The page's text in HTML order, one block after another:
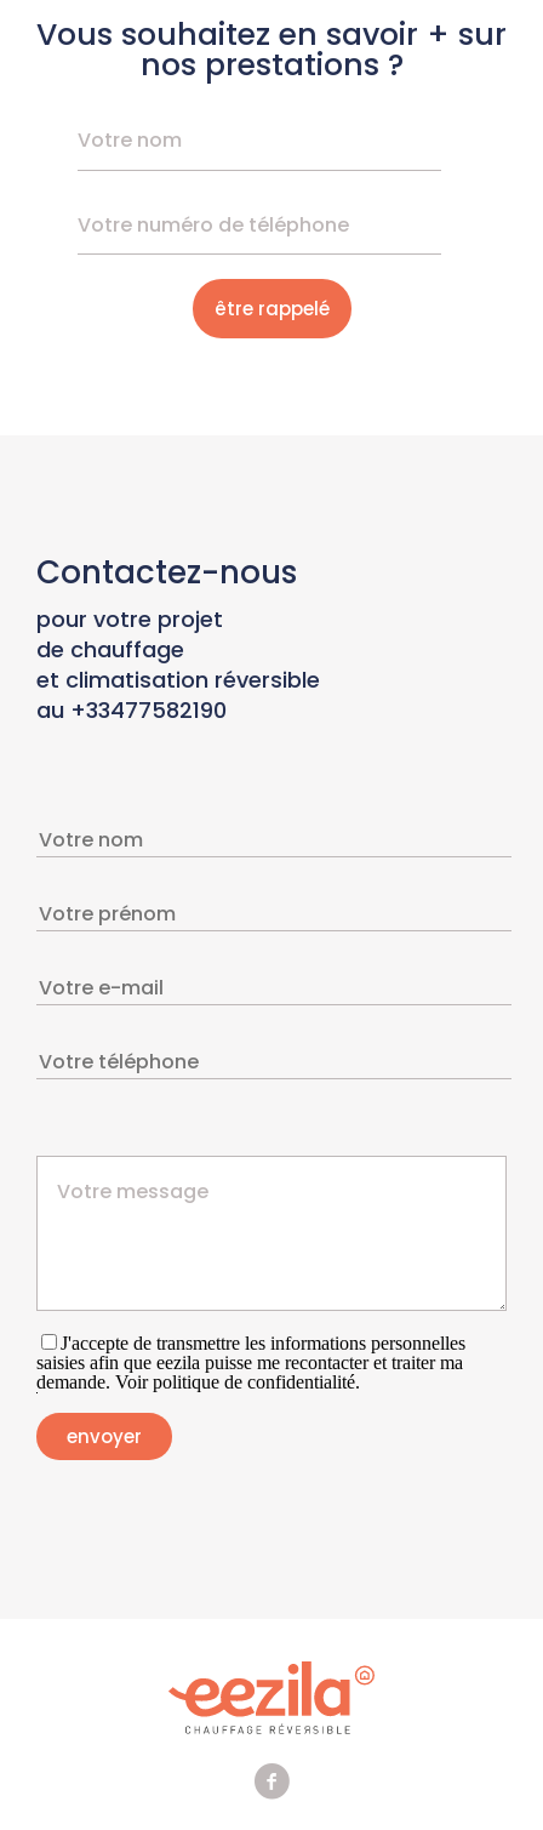
Vous souhaitez en savoir + sur
nos prestations ?
Contactez-nous
pour votre projet
de chauffage
et climatisation réversible
au +33477582190
J'accepte de transmettre les informations personnelles
saisies afin que eezila puisse me recontacter et traiter ma
demande. Voir politique de confidentialité.